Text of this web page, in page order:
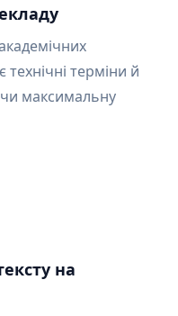
терміни й
максимальну
на